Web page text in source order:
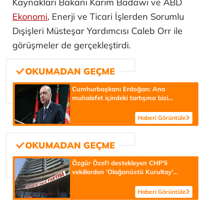
Ekonomi, Enerji ve Ticari İşlerden Sorumlu
Dışişleri Müsteşar Yardımcısı Caleb Orr ile
görüşmeler de gerçekleştirdi.
Cumhurbaşkanı Erdoğan: Ana
muhalefet içindeki tartışma bizi
Haberi Görüntüle
Özgür Özel'i destekleyen CHP'li
vekillerden 'Olağanüstü Kurultay'
Haberi Görüntüle